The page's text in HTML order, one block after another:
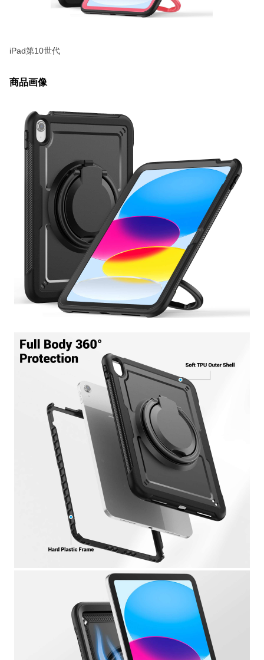
iPad第10世代
商品画像